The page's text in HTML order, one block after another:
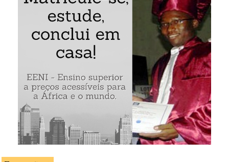
Transafricana)
As principais características do Corredor Argel-
Lagos
Acesso a cinco mercados africanos do Magrebe e
da África Ocidental: a Argélia, o Níger, a Nigéria,
o Mali e a Tunísia
Exemplo: A Rodovia Transafricana Argel-Lagos: